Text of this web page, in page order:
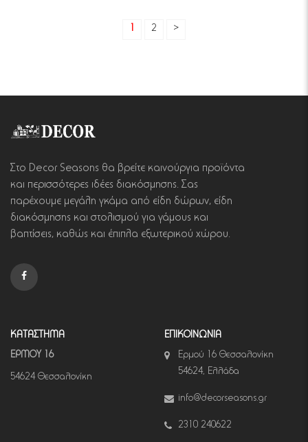
1 2 >
Στο Decor Seasons θα βρείτε καινούργια προϊόντα
και περισσότερες ιδέες διακόσμησης. Σας
παρέχουμε μεγάλη γκάμα από είδη δώρων, είδη
διακόσμησης και στολισμού για γάμους και
βαπτίσεις, καθώς και έπιπλα εξωτερικού χώρου.
ΚΑΤΑΣΤΗΜΑ
ΕΡΜΟΥ 16
54624 Θεσσαλονίκη
ΕΠΙΚΟΙΝΩΝΙΑ
Ερμού 16 Θεσσαλονίκη
54624, Ελλάδα
info@decorseasons.gr
2310 240622